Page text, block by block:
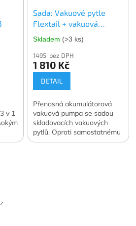
v 1
a
Sada: Vakuové pytle
Flextail + vakuová
pumpa Flextail MAX
Vacuum Pump
Skladem (>3 ks)
1495 bez DPH
1 810 Kč
DETAIL
Přenosná akumulátorová
vakuová pumpa se sadou
skladovacích vakuových
pytlů. Oproti samostatnému
nákupu ušetříte 400 Kč.